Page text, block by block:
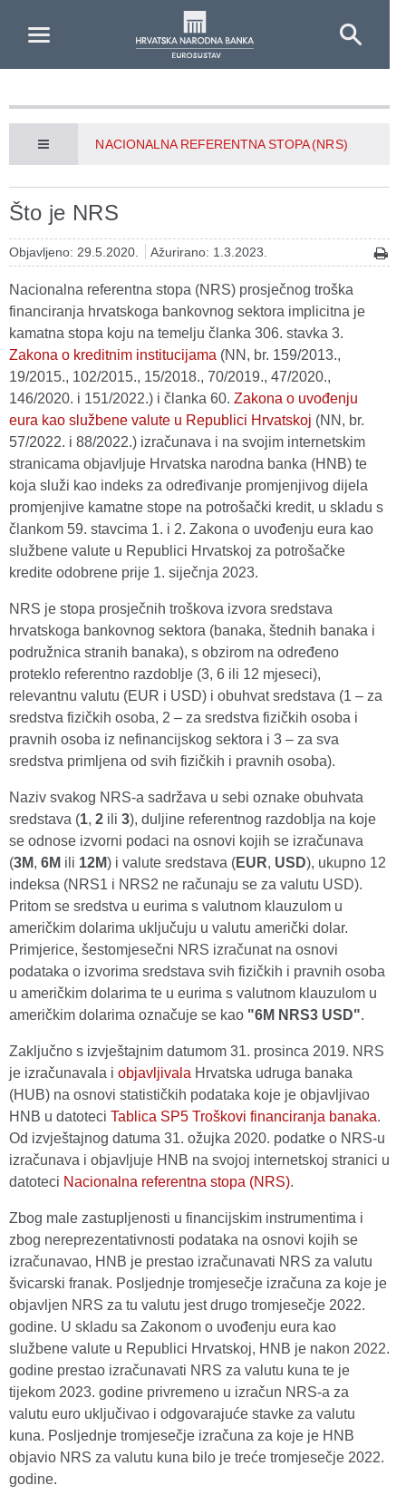
NACIONALNA REFERENTNA STOPA (NRS)
Što je NRS
Objavljeno: 29.5.2020. Ažurirano: 1.3.2023.
Nacionalna referentna stopa (NRS) prosječnog troška
financiranja hrvatskoga bankovnog sektora implicitna je
kamatna stopa koju na temelju članka 306. stavka 3.
Zakona o kreditnim institucijama (NN, br. 159/2013.,
19/2015., 102/2015., 15/2018., 70/2019., 47/2020.,
146/2020. i 151/2022.) i članka 60. Zakona o uvođenju
eura kao službene valute u Republici Hrvatskoj (NN, br.
57/2022. i 88/2022.) izračunava i na svojim internetskim
stranicama objavljuje Hrvatska narodna banka (HNB) te
koja služi kao indeks za određivanje promjenjivog dijela
promjenjive kamatne stope na potrošački kredit, u skladu s
člankom 59. stavcima 1. i 2. Zakona o uvođenju eura kao
službene valute u Republici Hrvatskoj za potrošačke
kredite odobrene prije 1. siječnja 2023.
NRS je stopa prosječnih troškova izvora sredstava
hrvatskoga bankovnog sektora (banaka, štednih banaka i
podružnica stranih banaka), s obzirom na određeno
proteklo referentno razdoblje (3, 6 ili 12 mjeseci),
relevantnu valutu (EUR i USD) i obuhvat sredstava (1 – za
sredstva fizičkih osoba, 2 – za sredstva fizičkih osoba i
pravnih osoba iz nefinancijskog sektora i 3 – za sva
sredstva primljena od svih fizičkih i pravnih osoba).
Naziv svakog NRS-a sadržava u sebi oznake obuhvata
sredstava (1, 2 ili 3), duljine referentnog razdoblja na koje
se odnose izvorni podaci na osnovi kojih se izračunava
(3M, 6M ili 12M) i valute sredstava (EUR, USD), ukupno 12
indeksa (NRS1 i NRS2 ne računaju se za valutu USD).
Pritom se sredstva u eurima s valutnom klauzulom u
američkim dolarima uključuju u valutu američki dolar.
Primjerice, šestomjesečni NRS izračunat na osnovi
podataka o izvorima sredstava svih fizičkih i pravnih osoba
u američkim dolarima te u eurima s valutnom klauzulom u
američkim dolarima označuje se kao "6M NRS3 USD".
Zaključno s izvještajnim datumom 31. prosinca 2019. NRS
je izračunavala i objavljivala Hrvatska udruga banaka
(HUB) na osnovi statističkih podataka koje je objavljivao
HNB u datoteci Tablica SP5 Troškovi financiranja banaka.
Od izvještajnog datuma 31. ožujka 2020. podatke o NRS-u
izračunava i objavljuje HNB na svojoj internetskoj stranici u
datoteci Nacionalna referentna stopa (NRS).
Zbog male zastupljenosti u financijskim instrumentima i
zbog nereprezentativnosti podataka na osnovi kojih se
izračunavao, HNB je prestao izračunavati NRS za valutu
švicarski franak. Posljednje tromjesečje izračuna za koje je
objavljen NRS za tu valutu jest drugo tromjesečje 2022.
godine. U skladu sa Zakonom o uvođenju eura kao
službene valute u Republici Hrvatskoj, HNB je nakon 2022.
godine prestao izračunavati NRS za valutu kuna te je
tijekom 2023. godine privremeno u izračun NRS-a za
valutu euro uključivao i odgovarajuće stavke za valutu
kuna. Posljednje tromjesečje izračuna za koje je HNB
objavio NRS za valutu kuna bilo je treće tromjesečje 2022.
godine.